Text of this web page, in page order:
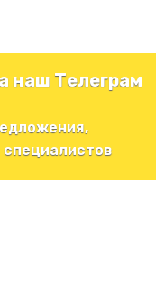
наш Телеграм
специалистов